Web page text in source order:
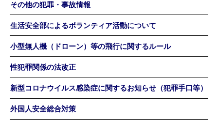
その他の犯罪・事故情報
生活安全部によるボランティア活動について
小型無人機（ドローン）等の飛行に関するルール
性犯罪関係の法改正
新型コロナウイルス感染症に関するお知らせ（犯罪手口等）
外国人安全総合対策